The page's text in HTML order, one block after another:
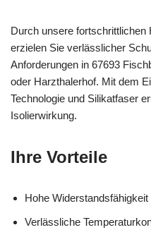
Durch unsere
erzielen Sie verlässlicher
Anforderungen in 67693
oder Harzthalerhof. Mit dem
Technologie und Silikatfaser
Isolierwirkung.
Ihre Vorteile
Hohe
Verlässliche